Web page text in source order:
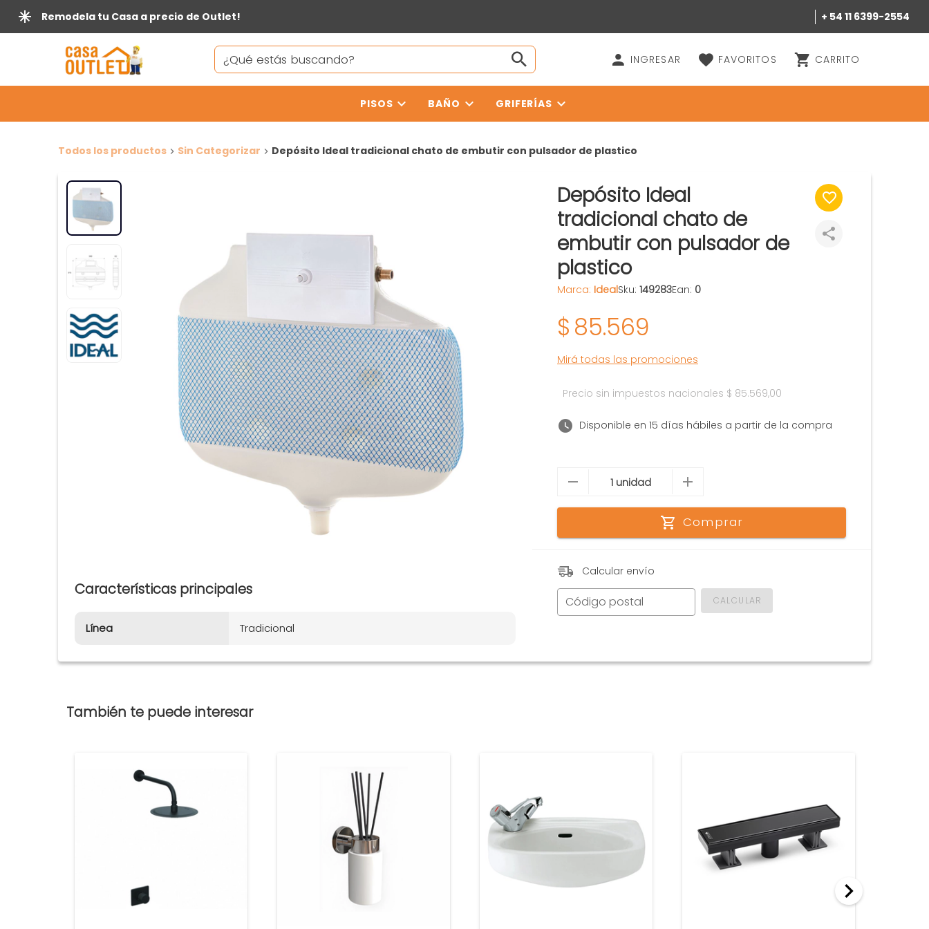
Remodela tu Casa a precio de Outlet! + 54 11 6399-2554
INGRESAR FAVORITOS CARRITO
PISOS BAÑO GRIFERÍAS
Todos los productos Sin Categorizar Depósito Ideal tradicional chato de embutir con pulsador de plastico
Características principales
Línea Tradicional
Depósito Ideal
tradicional chato de
embutir con pulsador de
plastico
Marca: IdealSku: 149283Ean: 0
$85.569
Mirá todas las promociones
Precio sin impuestos nacionales $ 85.569,00
Disponible en 15 días hábiles a partir de la compra
Comprar
Calcular envío
Código postal CALCULAR
También te puede interesar